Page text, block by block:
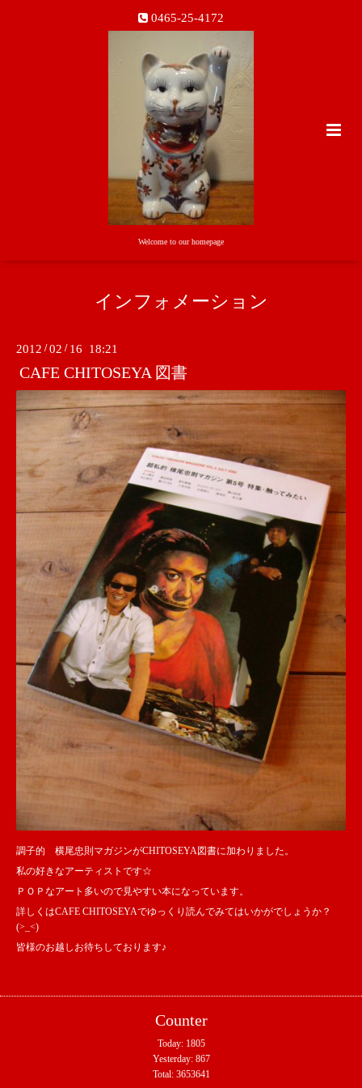
0465-25-4172
Welcome to our homepage
インフォメーション
2012 /02 / 16 18:21
CAFE CHITOSEYA 図書
調子的 横尾忠則マガジンがCHITOSEYA図書に加わりました。
私の好きなアーティストです☆
ＰＯＰなアート多いので見やすい本になっています。
詳しくはCAFE CHITOSEYAでゆっくり読んでみてはいかがでしょうか？
(>_<)
皆様のお越しお待ちしております♪
Counter
Today: 1805
Yesterday: 867
Total: 3653641